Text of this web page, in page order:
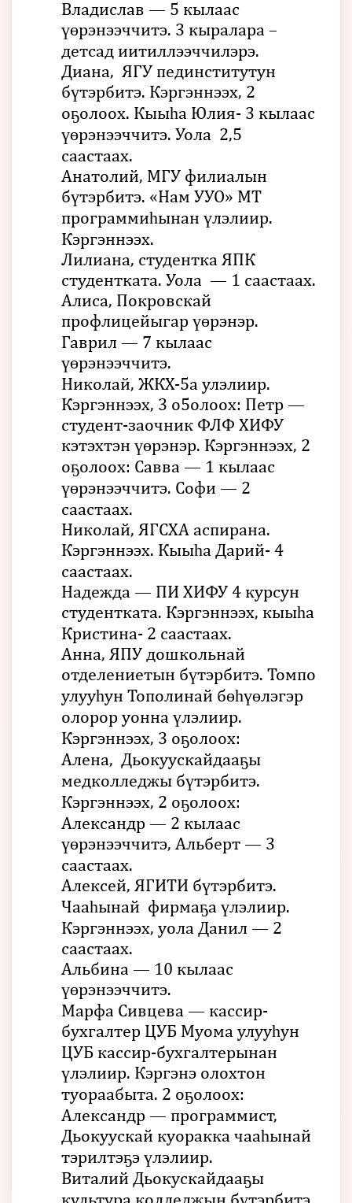
Владислав — 5 кылаас
үөрэнээччитэ. 3 кыралара –
детсад иитиллээччилэрэ.
Диана, ЯГУ пединститутун
бүтэрбитэ. Кэргэннээх, 2
оҕолоох. Кыыһа Юлия- 3 кылаас
үөрэнээччитэ. Уола 2,5
саастаах.
Анатолий, МГУ филиалын
бүтэрбитэ. «Нам УУО» МТ
программиһынан үлэлиир.
Кэргэннээх.
Лилиана, студентка ЯПК
студентката. Уола — 1 саастаах.
Алиса, Покровскай
профлицейыгар үөрэнэр.
Гаврил — 7 кылаас
үөрэнээччитэ.
Николай, ЖКХ-5а улэлиир.
Кэргэннээх, 3 о5олоох: Петр —
студент-заочник ФЛФ ХИФУ
кэтэхтэн үөрэнэр. Кэргэннээх, 2
оҕолоох: Савва — 1 кылаас
үөрэнээччитэ. Софи — 2
саастаах.
Николай, ЯГСХА аспирана.
Кэргэннээх. Кыыһа Дарий- 4
саастаах.
Надежда — ПИ ХИФУ 4 курсун
студентката. Кэргэннээх, кыыһа
Кристина- 2 саастаах.
Анна, ЯПУ дошкольнай
отделениетын бүтэрбитэ. Томпо
улууһун Тополинай бөһүөлэгэр
олорор уонна үлэлиир.
Кэргэннээх, 3 оҕолоох:
Алена, Дьокуускайдааҕы
медколледжы бүтэрбитэ.
Кэргэннээх, 2 оҕолоох:
Александр — 2 кылаас
үөрэнээччитэ, Альберт — 3
саастаах.
Алексей, ЯГИТИ бүтэрбитэ.
Чааһынай фирмаҕа үлэлиир.
Кэргэннээх, уола Данил — 2
саастаах.
Альбина — 10 кылаас
үөрэнээччитэ.
Марфа Сивцева — кассир-
бухгалтер ЦУБ Муома улууһун
ЦУБ кассир-бухгалтерынан
үлэлиир. Кэргэнэ олохтон
туораабыта. 2 оҕолоох:
Александр — программист,
Дьокуускай куоракка чааһынай
тэрилтэҕэ үлэлиир.
Виталий Дьокускайдааҕы